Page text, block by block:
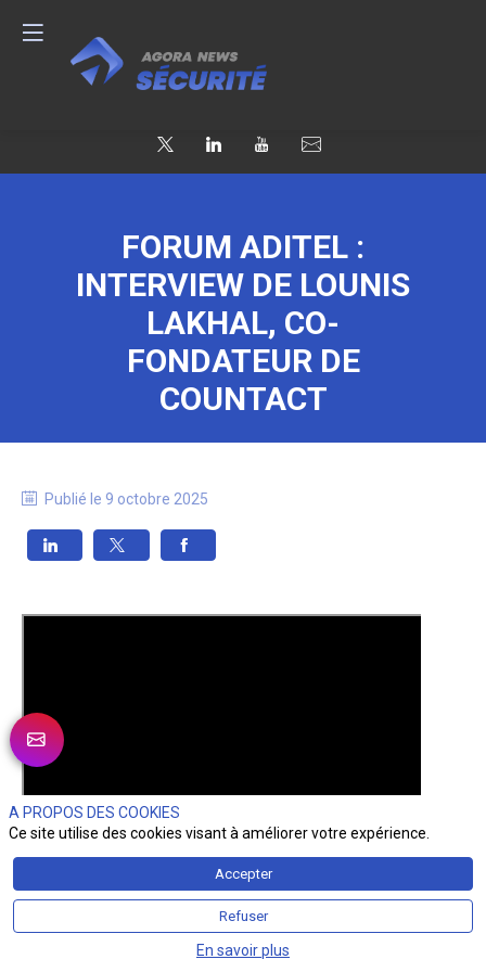
FORUM ADITEL :
INTERVIEW DE LOUNIS
LAKHAL, CO-
FONDATEUR DE
COUNTACT
Publié le 9 octobre 2025
A PROPOS DES COOKIES
Ce site utilise des cookies visant à améliorer votre expérience.
Accepter
Refuser
En savoir plus